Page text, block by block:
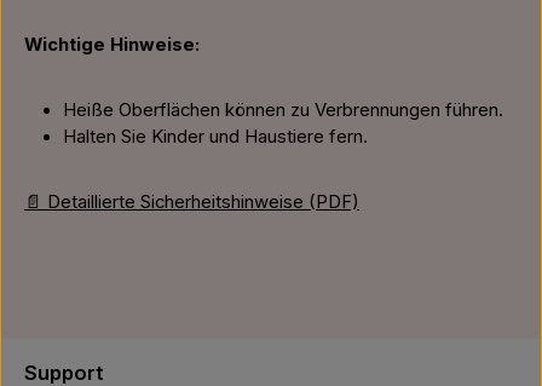
Wichtige Hinweise:
Heiße Oberflächen können zu Verbrennungen führen.
Halten Sie Kinder und Haustiere fern.
📄 Detaillierte Sicherheitshinweise (PDF)
Support